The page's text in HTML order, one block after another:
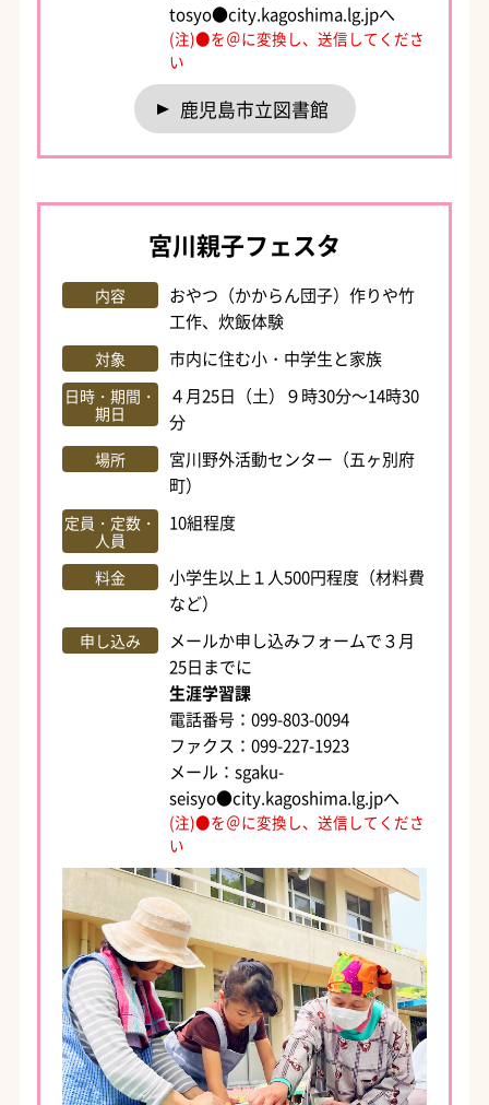
tosyo●city.kagoshima.lg.jpへ
(注)●を＠に変換し、送信してくださ
い
鹿児島市立図書館
宮川親子フェスタ
内容
おやつ（かからん団子）作りや竹
工作、炊飯体験
対象 市内に住む小・中学生と家族
日時・期間・
期日
４月25日（土）９時30分～14時30
分
場所
宮川野外活動センター（五ヶ別府
町）
定員・定数・
人員
10組程度
料金
小学生以上１人500円程度（材料費
など）
申し込み
メールか申し込みフォームで３月
25日までに
生涯学習課
電話番号：099-803-0094
ファクス：099-227-1923
メール：sgaku-
seisyo●city.kagoshima.lg.jpへ
(注)●を＠に変換し、送信してくださ
い